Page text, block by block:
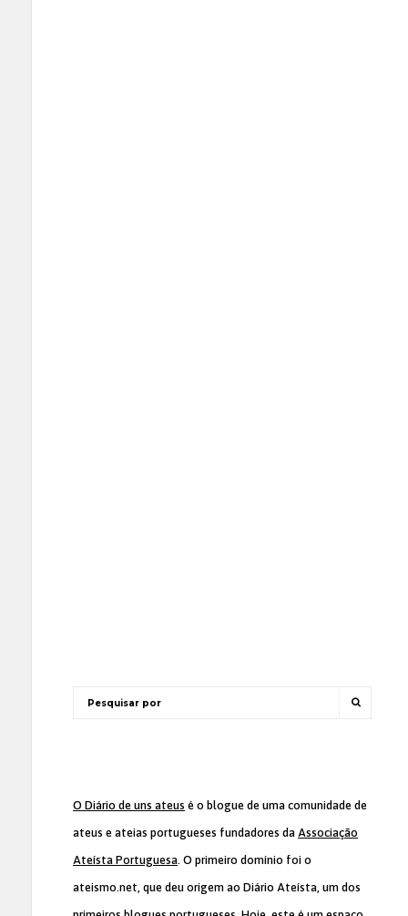
O Diário de uns ateus é o blogue de uma comunidade de
ateus e ateias portugueses fundadores da Associação
Ateísta Portuguesa. O primeiro domínio foi o
ateismo.net, que deu origem ao Diário Ateísta, um dos